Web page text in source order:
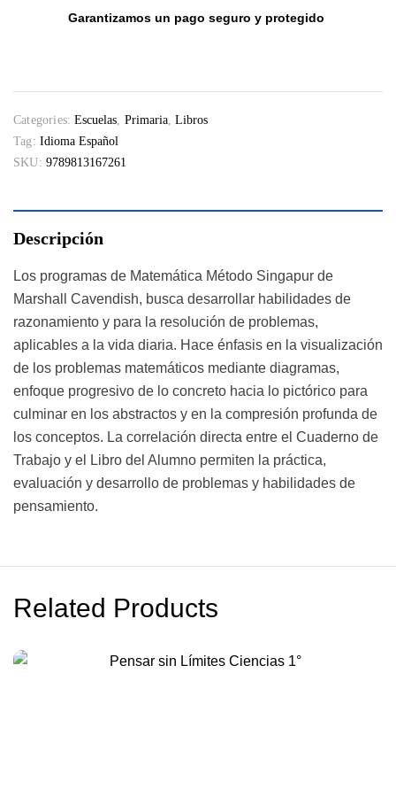
Garantizamos un pago seguro y protegido
Categories: Escuelas, Primaria,Libros
Tag: Idioma Español
SKU: 9789813167261
Descripción
Los programas de Matemática Método Singapur de
Marshall Cavendish, busca desarrollar habilidades de
razonamiento y para la resolución de problemas,
aplicables a la vida diaria. Hace énfasis en la visualización
de los problemas matemáticos mediante diagramas,
enfoque progresivo de lo concreto hacia lo pictórico para
culminar en los abstractos y en la compresión profunda de
los conceptos. La correlación directa entre el Cuaderno de
Trabajo y el Libro del Alumno permiten la práctica,
evaluación y desarrollo de problemas y habilidades de
pensamiento.
Related Products